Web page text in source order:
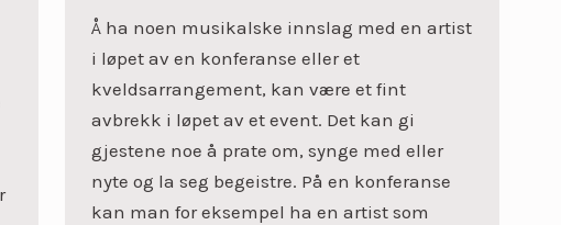
Å ha noen musikalske innslag med en artist
i løpet av en konferanse eller et
kveldsarrangement, kan være et fint
avbrekk i løpet av et event. Det kan gi
gjestene noe å prate om, synge med eller
nyte og la seg begeistre. På en konferanse
kan man for eksempel ha en artist som